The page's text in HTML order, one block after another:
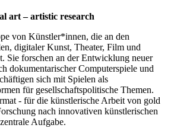
art – artistic research
von Künstler*innen, die an den
digitaler Kunst, Theater, Film und
Sie forschen an der Entwicklung neuer
dokumentarischer Computerspiele und
sich mit Spielen als
für gesellschaftspolitische Themen.
- für die künstlerische Arbeit von gold
nach innovativen künstlerischen
Aufgabe.